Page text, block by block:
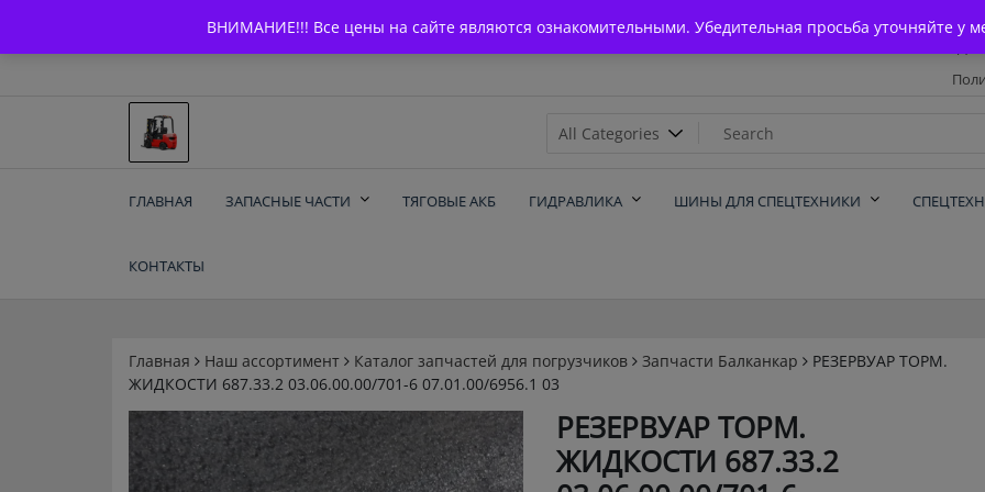
ВНИМАНИЕ!!! Все цены на сайте являются ознакомительными. Убедительная просьба уточняйте у
content
Запчасти для вилочых
ГЛАВНАЯ ЗАПАСНЫЕ ЧАСТИ ТЯГОВЫЕ АКБ ГИДРАВЛИКА ШИНЫ ДЛЯ СПЕЦТЕХНИКИ
КОНТАКТЫ
Главная Наш ассортимент Каталог запчастей для погрузчиков Запчасти Балканкар
РЕЗЕРВУАР ТОРМ.
ЖИДКОСТИ 687.33.2 03.06.00.00/701-6 07.01.00/6956.1 03
РЕЗЕРВУАР ТОРМ.
ЖИДКОСТИ 687.33.2